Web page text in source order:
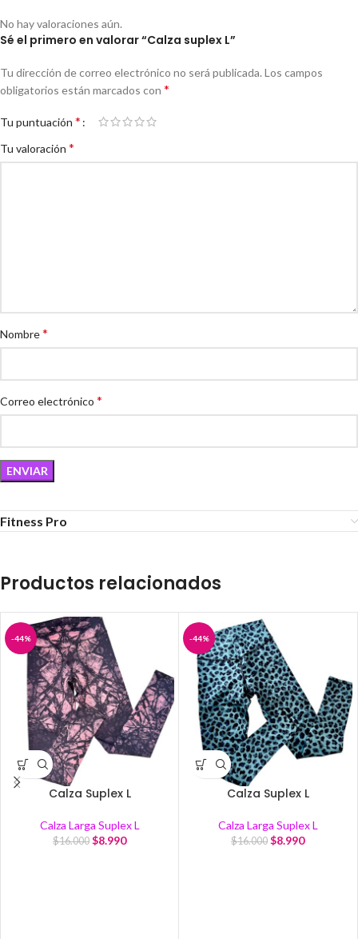
No hay valoraciones aún.
Sé el primero en valorar “Calza suplex L”
Tu dirección de correo electrónico no será publicada. Los campos
obligatorios están marcados con *
Tu puntuación *
Tu valoración *
Nombre*
Correo electrónico *
Fitness Pro
Productos relacionados
-44%
Calza Suplex L
Calza Larga Suplex L
$16.000 $8.990
-44%
Calza Suplex L
Calza Larga Suplex L
$16.000 $8.990